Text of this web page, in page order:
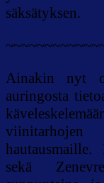
säksätyksen.
Ainakin nyt
auringosta
hautausmaille.
sekä